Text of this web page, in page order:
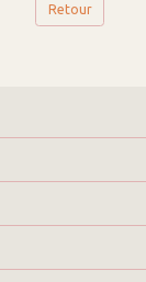
Retour